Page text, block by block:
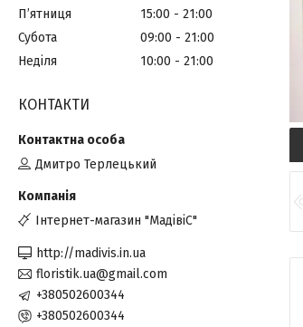
Пʼятниця
15:00
21:00
Субота
09:00
21:00
Неділя
10:00 21:00
КОНТАКТИ
Дмитро Терлецький
Інтернет-магазин "МадівіС"
http://madivis.in.ua
floristik.ua@gmail.com
+380502600344
+380502600344